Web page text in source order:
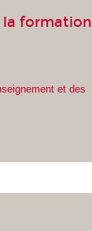
la formation
et des